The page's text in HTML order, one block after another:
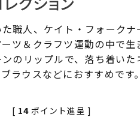
職人、ケイト・フォークナ
ツ＆クラフツ運動の中で生
のリップルで、落ち着いた
ラウスなどにおすすめです。
[ 14 ポイント進呈 ]